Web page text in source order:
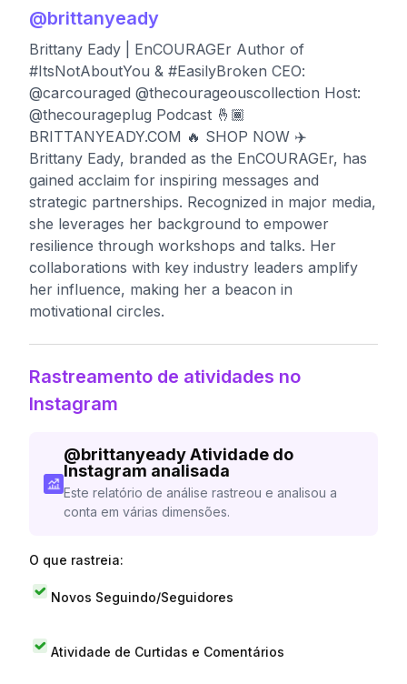
@brittanyeady
Brittany Eady | EnCOURAGEr Author of
#ItsNotAboutYou & #EasilyBroken CEO:
@carcouraged @thecourageouscollection Host:
@thecourageplug Podcast 🤞🏾
BRITTANYEADY.COM 🔥 SHOP NOW ✈️
Brittany Eady, branded as the EnCOURAGEr, has
gained acclaim for inspiring messages and
strategic partnerships. Recognized in major media,
she leverages her background to empower
resilience through workshops and talks. Her
collaborations with key industry leaders amplify
her influence, making her a beacon in
motivational circles.
Rastreamento de atividades no
Instagram
@brittanyeady Atividade do
Instagram analisada
Este relatório de análise rastreou e analisou a
conta em várias dimensões.
O que rastreia:
Novos Seguindo/Seguidores
Atividade de Curtidas e Comentários